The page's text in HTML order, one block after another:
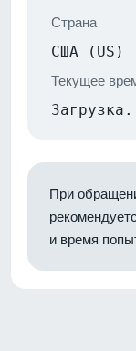
Страна
США (US)
Текущее
При
и время